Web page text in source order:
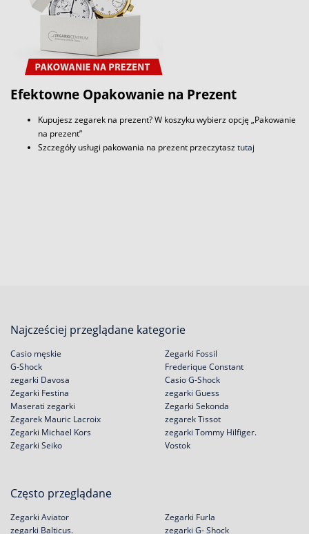
Efektowne Opakowanie na Prezent
Kupujesz zegarek na prezent? W koszyku wybierz opcję „Pakowanie
na prezent”
Szczegóły usługi pakowania na prezent przeczytasztutaj
Najcześciej przeglądane kategorie
Casio męskie
G-Shock
zegarki Davosa
Zegarki Festina
Zegarki Fossil
Frederique Constant
Casio G-Shock
zegarki Guess
Maserati zegarki
Zegarek Mauric Lacroix
Zegarki Michael Kors
Zegarki Seiko
Zegarki Sekonda
zegarek Tissot
zegarki Tommy Hilfiger.
Vostok
Często przeglądane
Zegarki Aviator
zegarki Balticus.
Zegarki Furla
zegarki G- Shock